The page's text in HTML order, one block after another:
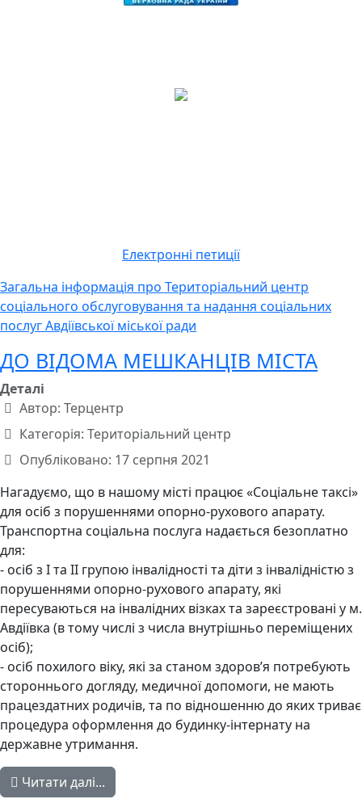
Електронні петиції
Загальна інформація про Територіальний центр
соціального обслуговування та надання соціальних
послуг Авдіївської міської ради
ДО ВІДОМА МЕШКАНЦІВ МІСТА
Деталі
Автор: Терцентр
Категорія: Територіальний центр
Опубліковано: 17 серпня 2021
Нагадуємо, що в нашому місті працює «Соціальне таксі»
для осіб з порушеннями опорно-рухового апарату.
Транспортна соціальна послуга надається безоплатно
для:
- осіб з І та ІІ групою інвалідності та діти з інвалідністю з
порушеннями опорно-рухового апарату, які
пересуваються на інвалідних візках та зареєстровані у м.
Авдіївка (в тому числі з числа внутрішньо переміщених
осіб);
- осіб похилого віку, які за станом здоров’я потребують
стороннього догляду, медичної допомоги, не мають
працездатних родичів, та по відношенню до яких триває
процедура оформлення до будинку-інтернату на
державне утримання.
Читати далі...